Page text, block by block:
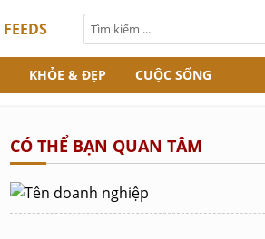
FEEDS
KHỎE & ĐẸP CUỘC SỐNG
CÓ THỂ BẠN QUAN TÂM